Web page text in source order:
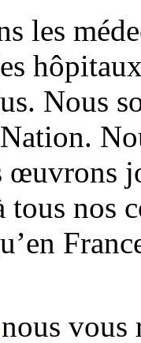
les
Nous
œuvrons
tous nos
nous vous